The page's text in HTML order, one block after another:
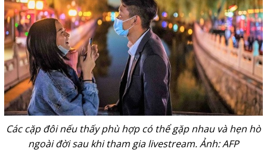
Các cặp đôi nếu thấy phù hợp có thể gặp nhau và hẹn hò
ngoài đời sau khi tham gia livestream. Ảnh: AFP